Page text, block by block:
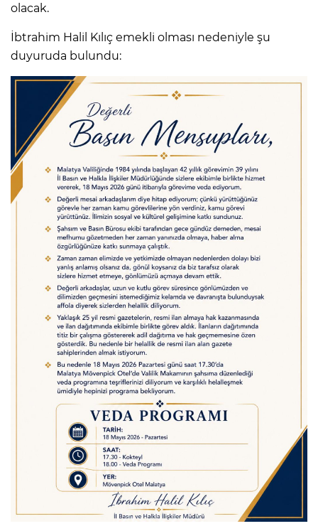
olacak.
İbtrahim Halil Kılıç emekli olması nedeniyle şu
duyuruda bulundu: